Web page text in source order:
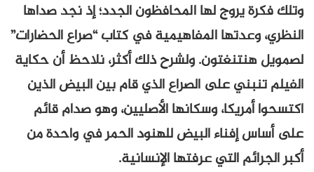
وتلك فكرة يروج لها المحافظون الجدد؛ إذ نجد صداها
النظري، وعدتها المفاهيمية في كتاب “صراع الحضارات”
لصمويل هنتنغتون. ولشرح ذلك أكثر، نلاحظ أن حكاية
الفيلم تنبني على الصراع الذي قام بين البيض الذين
اكتسحوا أمريكا، وسكانها الأصليين، وهو صدام قائم
على أساس إفناء البيض للهنود الحمر في واحدة من
أكبر الجرائم التي عرفتها الإنسانية.